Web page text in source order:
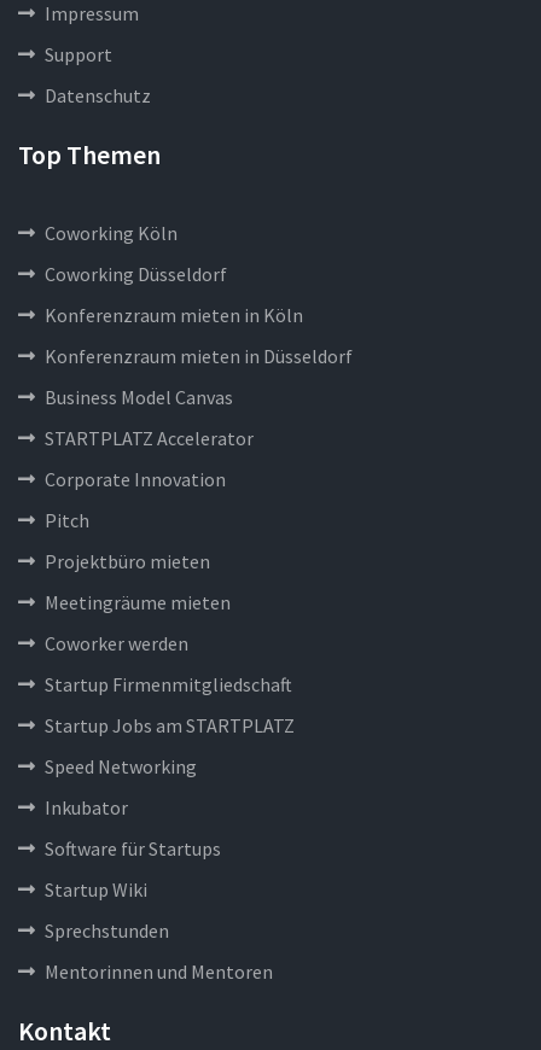
Impressum
Support
Datenschutz
Top Themen
Coworking Köln
Coworking Düsseldorf
Konferenzraum mieten in Köln
Konferenzraum mieten in Düsseldorf
Business Model Canvas
STARTPLATZ Accelerator
Corporate Innovation
Pitch
Projektbüro mieten
Meetingräume mieten
Coworker werden
Startup Firmenmitgliedschaft
Startup Jobs am STARTPLATZ
Speed Networking
Inkubator
Software für Startups
Startup Wiki
Sprechstunden
Mentorinnen und Mentoren
Kontakt